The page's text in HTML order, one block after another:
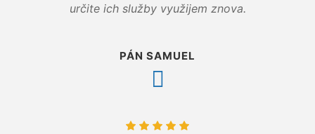
určite ich služby využijem znova.
PÁN SAMUEL